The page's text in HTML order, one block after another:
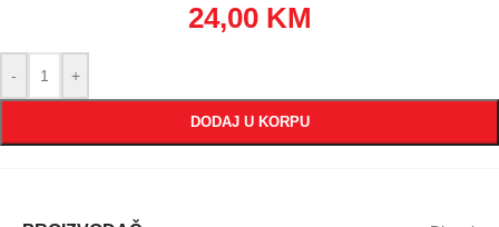
24,00 KM
- +
DODAJ U KORPU